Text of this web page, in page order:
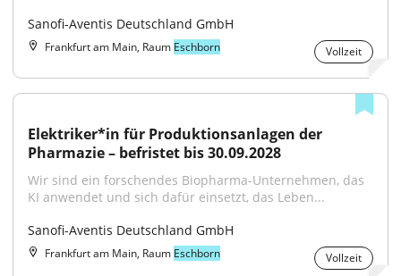
Sanofi-Aventis Deutschland GmbH
Frankfurt am Main, Raum Eschborn Vollzeit
Elektriker*in für Produktionsanlagen der
Pharmazie – befristet bis 30.09.2028
Wir sind ein forschendes Biopharma-Unternehmen, das
KI anwendet und sich dafür einsetzt, das Leben...
Sanofi-Aventis Deutschland GmbH
Frankfurt am Main, Raum Eschborn Vollzeit